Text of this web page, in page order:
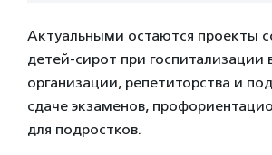
Актуальными остаются проекты
детей-сирот при госпитализации
организации, репетиторства и
сдаче экзаменов,
для подростков.